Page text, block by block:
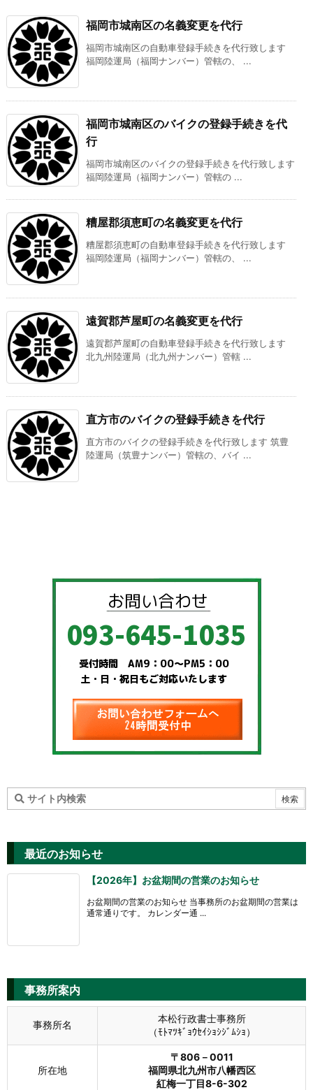
福岡市城南区の名義変更を代行
福岡市城南区の自動車登録手続きを代行致します
福岡陸運局（福岡ナンバー）管轄の、 ...
福岡市城南区のバイクの登録手続きを代
行
福岡市城南区のバイクの登録手続きを代行致します
福岡陸運局（福岡ナンバー）管轄の ...
糟屋郡須恵町の名義変更を代行
糟屋郡須恵町の自動車登録手続きを代行致します
福岡陸運局（福岡ナンバー）管轄の、 ...
遠賀郡芦屋町の名義変更を代行
遠賀郡芦屋町の自動車登録手続きを代行致します
北九州陸運局（北九州ナンバー）管轄 ...
直方市のバイクの登録手続きを代行
直方市のバイクの登録手続きを代行致します 筑豊
陸運局（筑豊ナンバー）管轄の、バイ ...
最近のお知らせ
【2026年】お盆期間の営業のお知らせ
お盆期間の営業のお知らせ 当事務所のお盆期間の営業は
通常通りです。 カレンダー通 ...
事務所案内
事務所名
本松行政書士事務所
（ﾓﾄﾏﾂｷﾞｮｳｾｲｼｮｼｼﾞﾑｼｮ）
所在地
〒806－0011
福岡県北九州市八幡西区
紅梅一丁目8-6-302